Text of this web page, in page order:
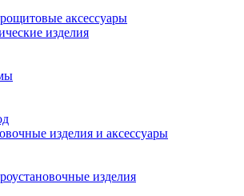
аксессуары
изделия
изделия и аксессуары
изделия